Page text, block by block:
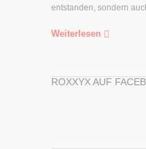
entstanden, sondern
Weiterlesen
ROXXYX AUF